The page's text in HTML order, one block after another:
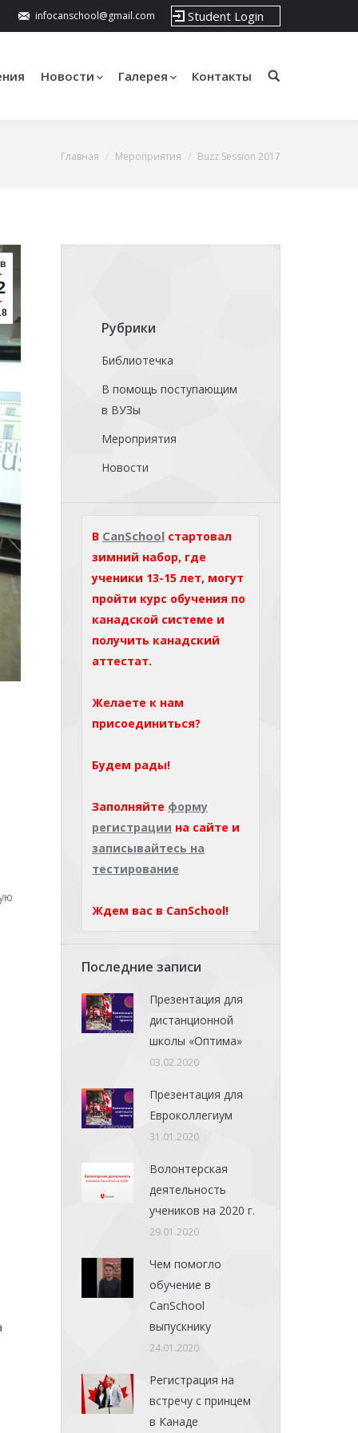
infocanschool@gmail.com Student Login
Новости Галерея Контакты
Главная Мероприятия Buzz Session 2017
Рубрики
Библиотечка
В помощь поступающим
в ВУЗы
Мероприятия
Новости
В CanSchool стартовал
зимний набор, где
ученики 13-15 лет, могут
пройти курс обучения по
канадской системе и
получить канадский
аттестат.
Желаете к нам
присоединиться?
Будем рады!
Заполняйте форму
регистрации на сайте и
записывайтесь на
тестирование
Ждем вас в CanSchool!
Последние записи
Презентация для
дистанционной
школы «Оптима»
03.02.2020
Презентация для
Евроколлегиум
31.01.2020
Волонтерская
деятельность
учеников на 2020 г.
29.01.2020
Чем помогло
обучение в
CanSchool
выпускнику
24.01.2020
Регистрация на
встречу с принцем
в Канаде